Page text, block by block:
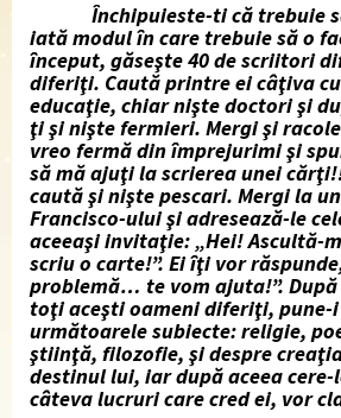
Închipuieste-ti că trebuie
iată modul în care trebuie să o
început, găseşte 40 de scriitori
diferiţi. Caută printre ei câţiva
educaţie, chiar nişte doctori şi
ţi şi nişte fermieri. Mergi şi
vreo fermă din împrejurimi şi
să mă ajuţi la scrierea unei
caută şi nişte pescari. Mergi la
Francisco-ului şi adresează-le
aceeaşi invitaţie: „Hei! Ascultă-
scriu o carte!”. Ei îţi vor
problemă… te vom ajuta!”.
toţi aceşti oameni diferiţi, pune-i
următoarele subiecte: religie,
ştiinţă, filozofie, şi despre
destinul lui, iar după aceea cere-
câteva lucruri care cred ei, vor